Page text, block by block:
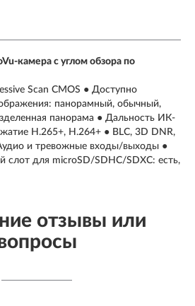
камера с углом обзора по
Scan CMOS ● Доступно
панорамный, обычный,
панорама ● Дальность ИК-
H.265+, H.264+ ● BLC, 3D DNR,
и тревожные входы/выходы ●
слот для microSD/SDHC/SDXC: есть,
отзывы или